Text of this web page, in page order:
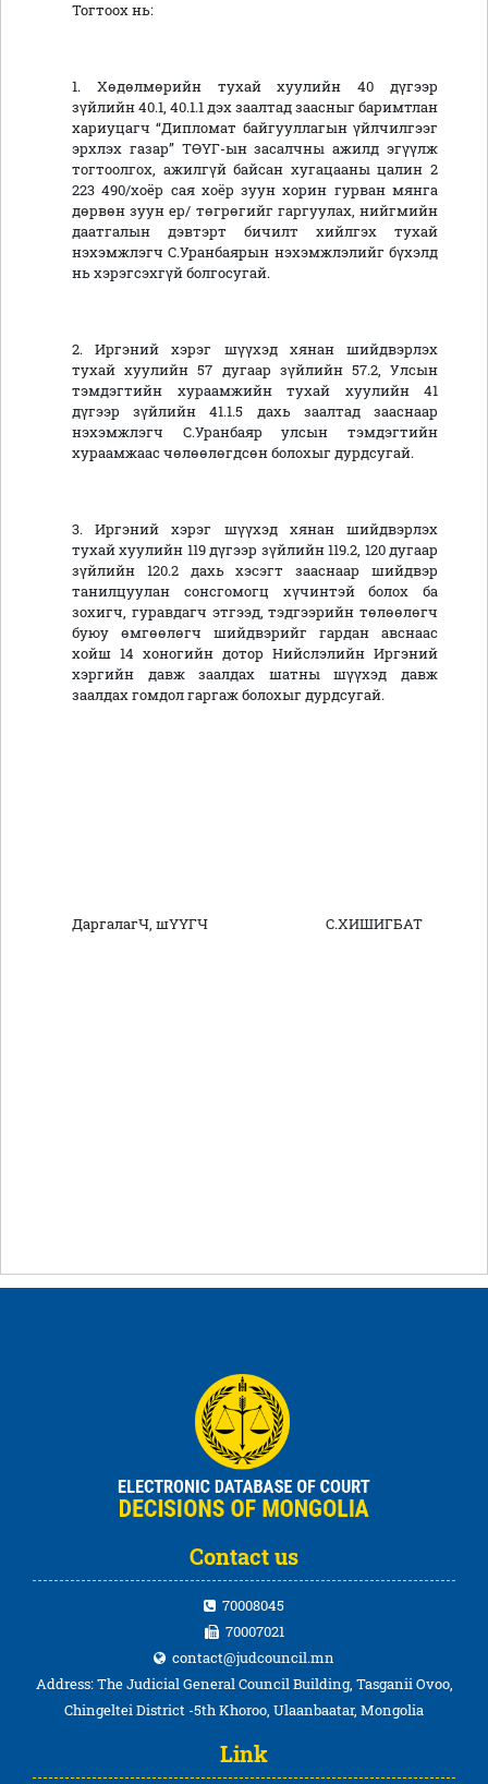
Тогтоох нь:
1. Хөдөлмөрийн тухай хуулийн 40 дүгээр
зүйлийн 40.1, 40.1.1 дэх заалтад заасныг баримтлан
хариуцагч “Дипломат байгууллагын үйлчилгээг
эрхлэх газар” ТӨҮГ-ын засалчны ажилд эгүүлж
тогтоолгох, ажилгүй байсан хугацааны цалин 2
223 490/хоёр сая хоёр зуун хорин гурван мянга
дөрвөн зуун ер/ төгрөгийг гаргуулах, нийгмийн
даатгалын дэвтэрт бичилт хийлгэх тухай
нэхэмжлэгч С.Уранбаярын нэхэмжлэлийг бүхэлд
нь хэрэгсэхгүй болгосугай.
2. Иргэний хэрэг шүүхэд хянан шийдвэрлэх
тухай хуулийн 57 дугаар зүйлийн 57.2, Улсын
тэмдэгтийн хураамжийн тухай хуулийн 41
дүгээр зүйлийн 41.1.5 дахь заалтад зааснаар
нэхэмжлэгч С.Уранбаяр улсын тэмдэгтийн
хураамжаас чөлөөлөгдсөн болохыг дурдсугай.
3. Иргэний хэрэг шүүхэд хянан шийдвэрлэх
тухай хуулийн 119 дүгээр зүйлийн 119.2, 120 дугаар
зүйлийн 120.2 дахь хэсэгт зааснаар шийдвэр
танилцуулан сонсгомогц хүчинтэй болох ба
зохигч, гуравдагч этгээд, тэдгээрийн төлөөлөгч
буюу өмгөөлөгч шийдвэрийг гардан авснаас
хойш 14 хоногийн дотор Нийслэлийн Иргэний
хэргийн давж заалдах шатны шүүхэд давж
заалдах гомдол гаргаж болохыг дурдсугай.
ДаргалагЧ, шҮҮГЧ С.ХИШИГБАТ
Contact us
70008045
70007021
contact@judcouncil.mn
Address: The Judicial General Council Building, Tasganii Ovoo,
Chingeltei District -5th Khoroo, Ulaanbaatar, Mongolia
Link